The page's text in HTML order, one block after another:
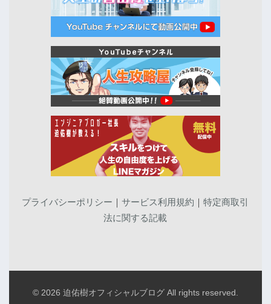
プライバシーポリシー ｜サービス利用規約 ｜特定商取引
法に関する記載
© 2026 迫佑樹オフィシャルブログ All rights reserved.